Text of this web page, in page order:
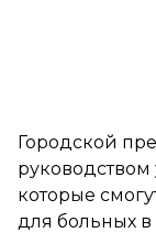
Городской
которые
для больных